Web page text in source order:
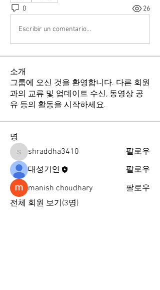
0 26
Escribir un comentario...
소개
그룹에 오신 것을 환영합니다. 다른 회원
과의 교류 및 업데이트 수신, 동영상 공
유 등의 활동을 시작하세요.
명
shraddha3410
shraddha3410
팔로우
대성기연
팔로우
manish choudhary
팔로우
전체 회원 보기(3명)